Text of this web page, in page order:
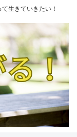
生きていきたい！